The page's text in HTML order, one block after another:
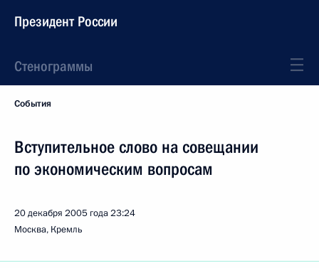
Президент России
Стенограммы
События
Вступительное слово на совещании
по экономическим вопросам
20 декабря 2005 года23:24
Москва, Кремль